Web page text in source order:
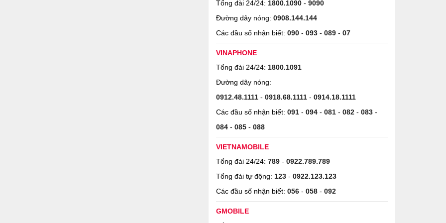
Tổng đài 24/24: 1800.1090 - 9090
Đường dây nóng: 0908.144.144
Các đầu số nhận biết: 090 - 093 - 089 - 07
VINAPHONE
Tổng đài 24/24: 1800.1091
Đường dây nóng:
0912.48.1111 - 0918.68.1111 - 0914.18.1111
Các đầu số nhận biết: 091 - 094 - 081 - 082 - 083 -
084 - 085 - 088
VIETNAMOBILE
Tổng đài 24/24: 789 - 0922.789.789
Tổng đài tự động: 123 - 0922.123.123
Các đầu số nhận biết: 056 - 058 - 092
GMOBILE